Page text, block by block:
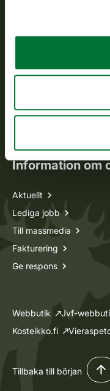
Oma riista -tjänsten
Ansökan om licenser
Information om
Aktuellt
Lediga jobb
Till massmedia
Fakturering
Ge respons
Webbutik Jvf-
Kosteikko.fi
Tillbaka till början